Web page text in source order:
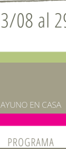
AYUNO EN CASA